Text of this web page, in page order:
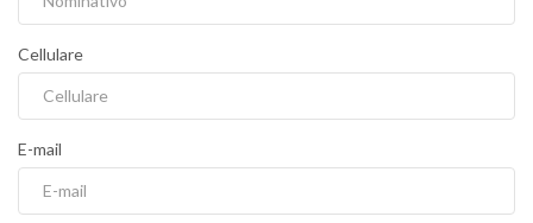
Cellulare
E-mail